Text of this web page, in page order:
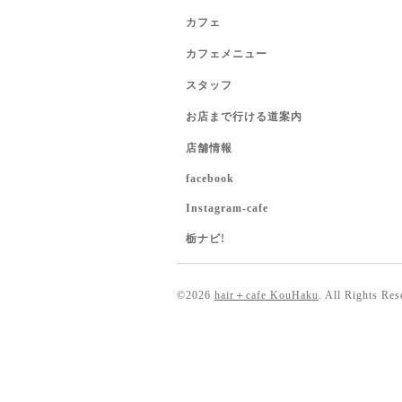
カフェ
カフェメニュー
スタッフ
お店まで行ける道案内
店舗情報
facebook
Instagram-cafe
栃ナビ!
©2026 hair＋cafe KouHaku. All Rights